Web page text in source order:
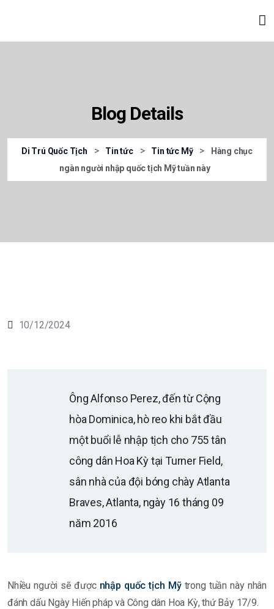
Blog Details
Di Trú Quốc Tịch > Tin tức > Tin tức Mỹ >
Hàng chục
ngàn người nhập quốc tịch Mỹ tuần này
10/12/2024
Ông Alfonso Perez, đến từ Cộng
hòa Dominica, hò reo khi bắt đầu
một buổi lễ nhập tịch cho 755 tân
công dân Hoa Kỳ tại Turner Field,
sân nhà của đội bóng chày Atlanta
Braves, Atlanta, ngày 16 tháng 09
năm 2016
Nhiều người sẽ được nhập quốc tịch Mỹtrong tuần này nhân
đánh dấu Ngày Hiến pháp và Công dân Hoa Kỳ, thứ Bảy 17/9.